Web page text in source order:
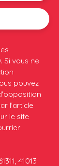
Si vous ne
pouvez
l'article
le site
41013